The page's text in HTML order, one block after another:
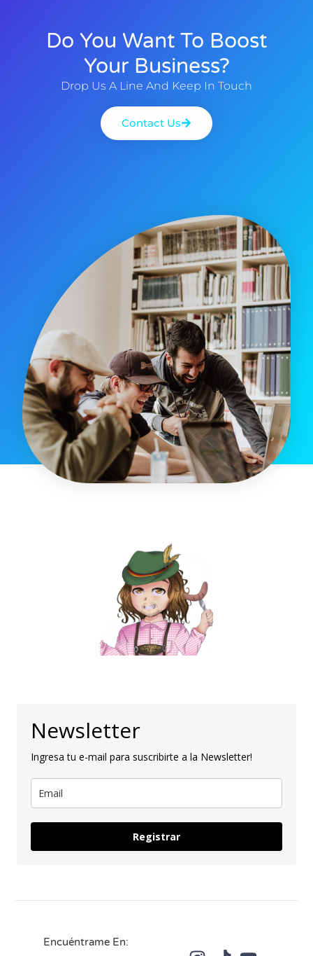
Do You Want To Boost
Your Business?
Drop Us A Line And Keep In Touch
Contact Us
Newsletter
Ingresa tu e-mail para suscribirte a la Newsletter!
Registrar
Encuéntrame En: